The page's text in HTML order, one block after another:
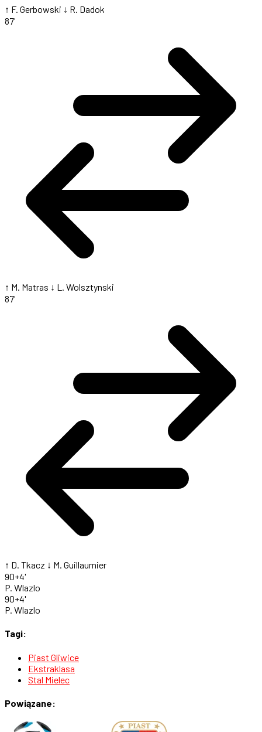
↑ F. Gerbowski ↓ R. Dadok
87'
↑ M. Matras ↓ L. Wolsztynski
87'
↑ D. Tkacz ↓ M. Guillaumier
90+4'
P. Wlazlo
90+4'
P. Wlazlo
Tagi:
Piast Gliwice
Ekstraklasa
Stal Mielec
Powiązane: